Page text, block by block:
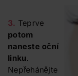
3. Teprve
potom
naneste oční
linku.
Nepřehánějte